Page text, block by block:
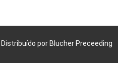
Distribuído por Blucher Preceeding